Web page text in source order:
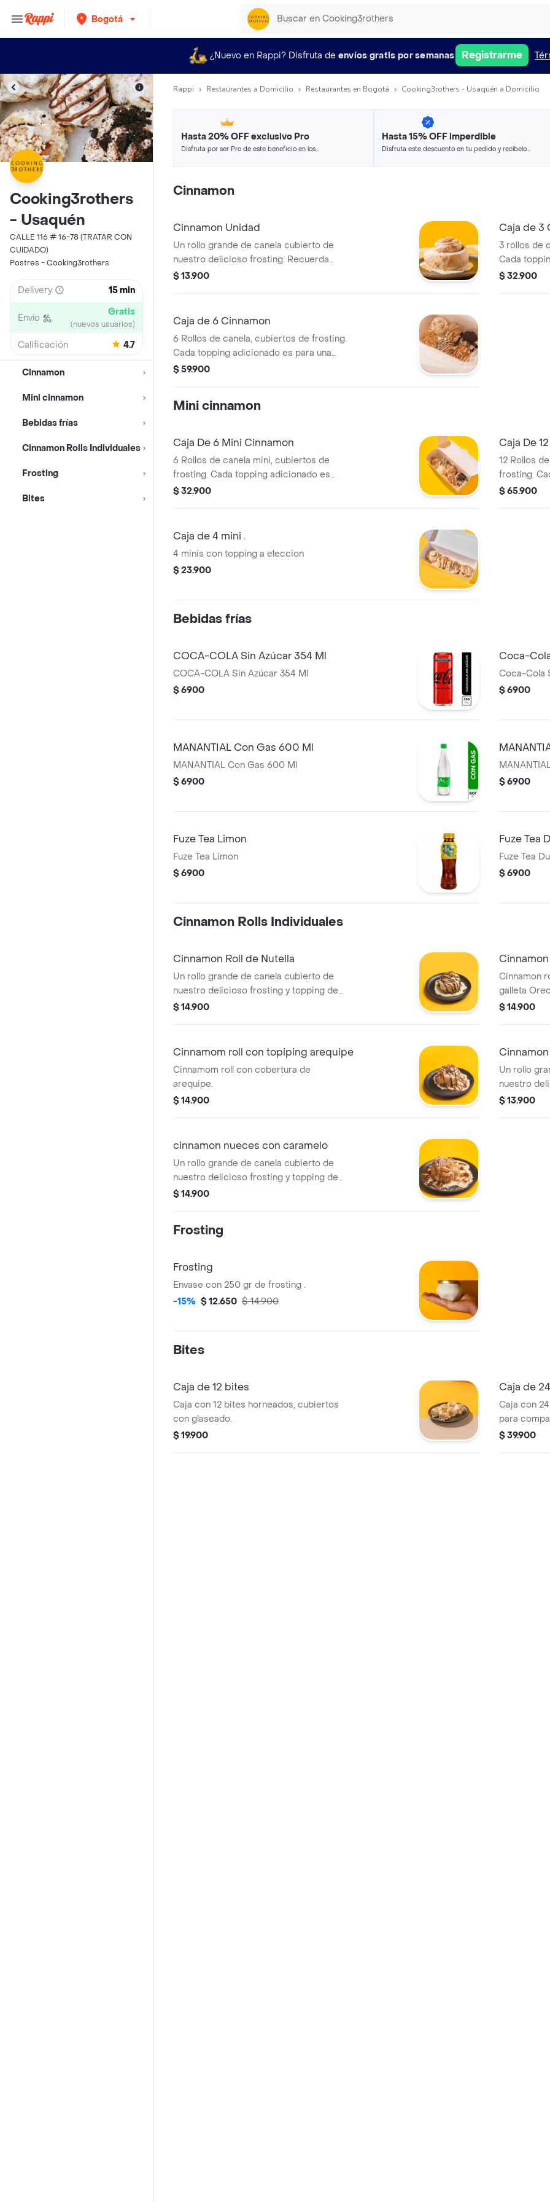
Bogotá
¿Nuevo en Rappi? Disfruta de envíos gratis por semanas Registrarme
Cooking3rothers
- Usaquén
CALLE 116 # 16-78 (TRATAR CON
CUIDADO)
Postres - Cooking3rothers
Delivery 15 min
Envío Gratis
(nuevos usuarios)
Calificación 4.7
Cinnamon
Mini cinnamon
Bebidas frías
Cinnamon Rolls Individuales
Frosting
Bites
Rappi Restaurantes a Domicilio Restaurantes en Bogotá Cooking3rothers - Usaquén a Domicilio
Hasta 20% OFF exclusivo Pro
Disfruta por ser Pro de este beneficio en los
Hasta 15% OFF imperdible
Disfruta este descuento en tu pedido y recíbelo
Cinnamon
Cinnamon Unidad
Un rollo grande de canela cubierto de
nuestro delicioso frosting. Recuerda
calentar en el microondas 20s
$ 13.900
Caja de 3
3 rollos de
Cada
unidad.
$ 32.900
Caja de 6 Cinnamon
6 Rollos de canela, cubiertos de frosting.
Cada topping adicionado es para una
unidad.
$ 59.900
Mini cinnamon
Caja De 6 Mini Cinnamon
6 Rollos de canela mini, cubiertos de
frosting. Cada topping adicionado es
para una unidad.
$ 32.900
Caja De
12 Rollos
frosting.
para una
$ 65.900
Caja de 4 mini .
4 minis con topping a eleccion
$ 23.900
Bebidas frías
COCA-COLA Sin Azúcar 354 Ml
COCA-COLA Sin Azúcar 354 Ml
$ 6900
Coca-
Coca-Cola
$ 6900
MANANTIAL Con Gas 600 Ml
MANANTIAL Con Gas 600 Ml
$ 6900
$ 6900
Fuze Tea Limon
Fuze Tea Limon
$ 6900
Fuze Tea
Fuze Tea
$ 6900
Cinnamon Rolls Individuales
Cinnamon Roll de Nutella
Un rollo grande de canela cubierto de
nuestro delicioso frosting y topping de
nutella. Recuerda calentar en el
$ 14.900
Cinnamon
galleta
$ 14.900
Cinnamom roll con topiping arequipe
Cinnamom roll con cobertura de
arequipe.
$ 14.900
Un rollo
nuestro
mantequilla
$ 13.900
cinnamon nueces con caramelo
Un rollo grande de canela cubierto de
nuestro delicioso frosting y topping de
nueces con caramelo. Recuerda calentar
$ 14.900
Frosting
Frosting
Envase con 250 gr de frosting .
-15% $ 12.650 $ 14.900
Bites
Caja de 12 bites
Caja con 12 bites horneados, cubiertos
con glaseado.
$ 19.900
Caja de
Caja con
para
$ 39.900